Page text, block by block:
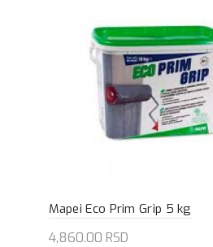
Mapei Eco Prim Grip 5 kg
4,860.00 RSD